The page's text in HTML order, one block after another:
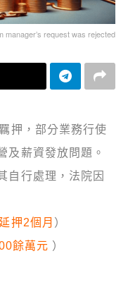
manager’s request was rejected
押，部分業務行使
及薪資發放問題。
自行處理，法院因
押2個月 ）
餘萬元 ）